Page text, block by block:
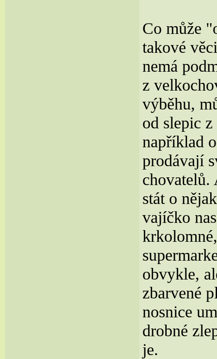
Co může
takové
nemá
z
výběhu,
od slepic
například
prodávají
chovatelů.
stát o
vajíčko
obvykle,
zbarvené
nosnice
drobné
je.